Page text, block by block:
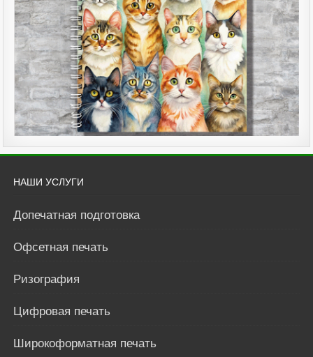
НАШИ УСЛУГИ
Допечатная подготовка
Офсетная печать
Ризография
Цифровая печать
Широкоформатная печать